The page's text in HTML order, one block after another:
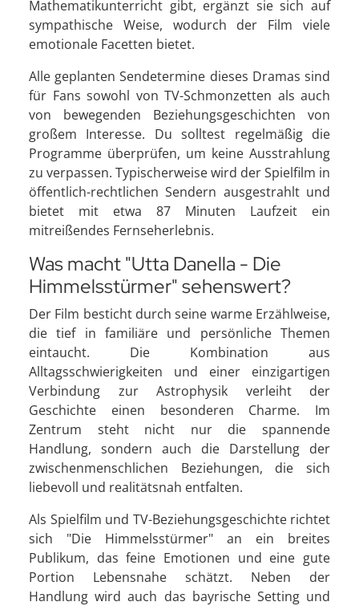
Mathematikunterricht gibt, ergänzt sie sich auf
sympathische Weise, wodurch der Film viele
emotionale Facetten bietet.
Alle geplanten Sendetermine dieses Dramas sind
für Fans sowohl von TV-Schmonzetten als auch
von bewegenden Beziehungsgeschichten von
großem Interesse. Du solltest regelmäßig die
Programme überprüfen, um keine Ausstrahlung
zu verpassen. Typischerweise wird der Spielfilm in
öffentlich-rechtlichen Sendern ausgestrahlt und
bietet mit etwa 87 Minuten Laufzeit ein
mitreißendes Fernseherlebnis.
Was macht "Utta Danella - Die
Himmelsstürmer" sehenswert?
Der Film besticht durch seine warme Erzählweise,
die tief in familiäre und persönliche Themen
eintaucht. Die Kombination aus
Alltagsschwierigkeiten und einer einzigartigen
Verbindung zur Astrophysik verleiht der
Geschichte einen besonderen Charme. Im
Zentrum steht nicht nur die spannende
Handlung, sondern auch die Darstellung der
zwischenmenschlichen Beziehungen, die sich
liebevoll und realitätsnah entfalten.
Als Spielfilm und TV-Beziehungsgeschichte richtet
sich "Die Himmelsstürmer" an ein breites
Publikum, das feine Emotionen und eine gute
Portion Lebensnahe schätzt. Neben der
Handlung wird auch das bayrische Setting und